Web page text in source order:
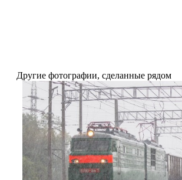
Другие фотографии, сделанные рядом